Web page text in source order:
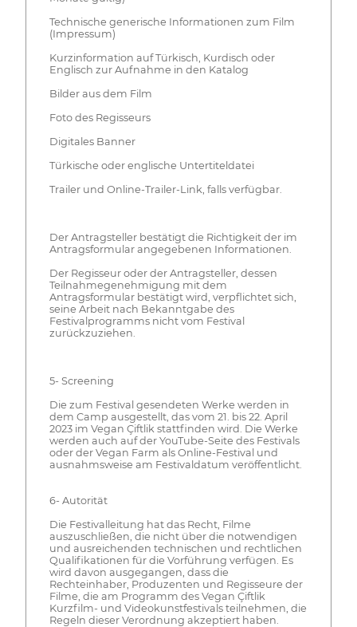
Technische generische Informationen zum Film
(Impressum)
Kurzinformation auf Türkisch, Kurdisch oder
Englisch zur Aufnahme in den Katalog
Bilder aus dem Film
Foto des Regisseurs
Digitales Banner
Türkische oder englische Untertiteldatei
Trailer und Online-Trailer-Link, falls verfügbar.
Der Antragsteller bestätigt die Richtigkeit der im
Antragsformular angegebenen Informationen.
Der Regisseur oder der Antragsteller, dessen
Teilnahmegenehmigung mit dem
Antragsformular bestätigt wird, verpflichtet sich,
seine Arbeit nach Bekanntgabe des
Festivalprogramms nicht vom Festival
zurückzuziehen.
5- Screening
Die zum Festival gesendeten Werke werden in
dem Camp ausgestellt, das vom 21. bis 22. April
2023 im Vegan Çiftlik stattfinden wird. Die Werke
werden auch auf der YouTube-Seite des Festivals
oder der Vegan Farm als Online-Festival und
ausnahmsweise am Festivaldatum veröffentlicht.
6- Autorität
Die Festivalleitung hat das Recht, Filme
auszuschließen, die nicht über die notwendigen
und ausreichenden technischen und rechtlichen
Qualifikationen für die Vorführung verfügen. Es
wird davon ausgegangen, dass die
Rechteinhaber, Produzenten und Regisseure der
Filme, die am Programm des Vegan Çiftlik
Kurzfilm- und Videokunstfestivals teilnehmen, die
Regeln dieser Verordnung akzeptiert haben.